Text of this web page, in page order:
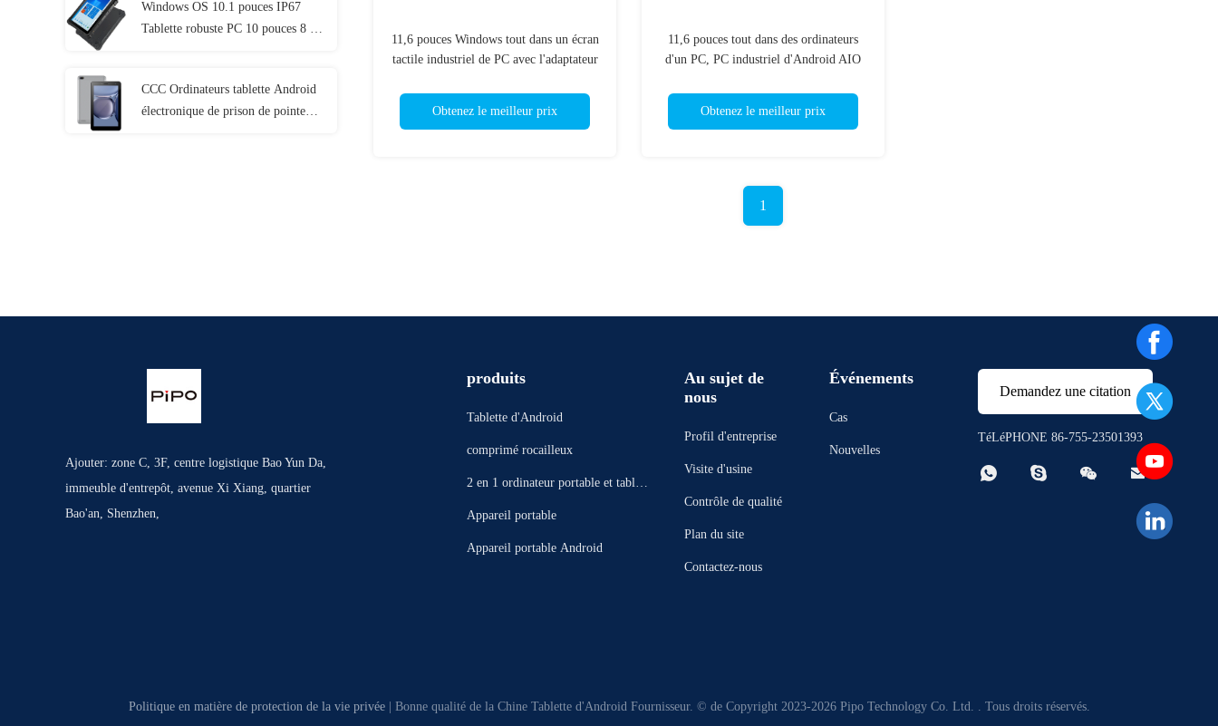
Windows OS 10.1 pouces IP67
Tablette robuste PC 10 pouces 8 Go
CCC Ordinateurs tablette Android
électronique de prison de pointe
11,6 pouces Windows tout dans un écran
tactile industriel de PC avec l'adaptateur
Obtenez le meilleur prix
11,6 pouces tout dans des ordinateurs
d'un PC, PC industriel d'Android AIO
Obtenez le meilleur prix
1
Ajouter: zone C, 3F, centre logistique Bao Yun Da,
immeuble d'entrepôt, avenue Xi Xiang, quartier
Bao'an, Shenzhen,
produits
Tablette d'Android
comprimé rocailleux
2 en 1 ordinateur portable et tablett
Appareil portable
Appareil portable Android
Au sujet de
nous
Profil d'entreprise
Visite d'usine
Contrôle de qualité
Plan du site
Contactez-nous
Événements
Cas
Nouvelles
Demandez une citation
TéLéPHONE 86-755-23501393
   
Politique en matière de protection de la vie privée| Bonne qualité de la Chine Tablette d'Android Fournisseur. © de Copyright 2023-2026 Pipo Technology Co. Ltd. . Tous droits réservés.